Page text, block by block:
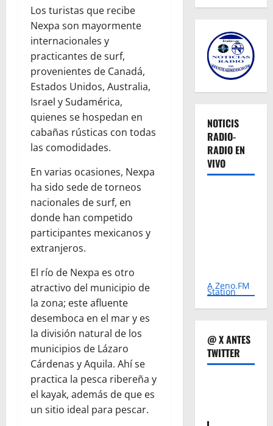
Los turistas que recibe
Nexpa son mayormente
internacionales y
practicantes de surf,
provenientes de Canadá,
Estados Unidos, Australia,
Israel y Sudamérica,
quienes se hospedan en
cabañas rústicas con todas
las comodidades.
En varias ocasiones, Nexpa
ha sido sede de torneos
nacionales de surf, en
donde han competido
participantes mexicanos y
extranjeros.
El río de Nexpa es otro
atractivo del municipio de
la zona; este afluente
desemboca en el mar y es
la división natural de los
municipios de Lázaro
Cárdenas y Aquila. Ahí se
practica la pesca ribereña y
el kayak, además de que es
un sitio ideal para pescar.
NOTICIS
RADIO-
RADIO EN
VIVO
A Zeno.FM
Station
@ X ANTES
TWITTER